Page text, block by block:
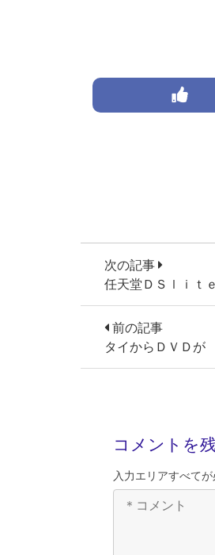
次の記事
任天堂ＤＳｌｉｔｅ
前の記事
タイからＤＶＤが
コメントを
入力エリアすべて